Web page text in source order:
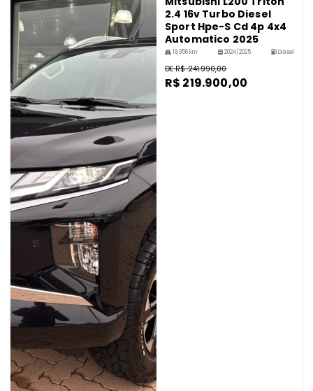
2.4 16v Turbo Diesel
Sport Hpe-S Cd 4p 4x4
Automatico 2025
18,956 km 2024/2025 Diesel
DE R$ 241.990,00
R$ 219.900,00